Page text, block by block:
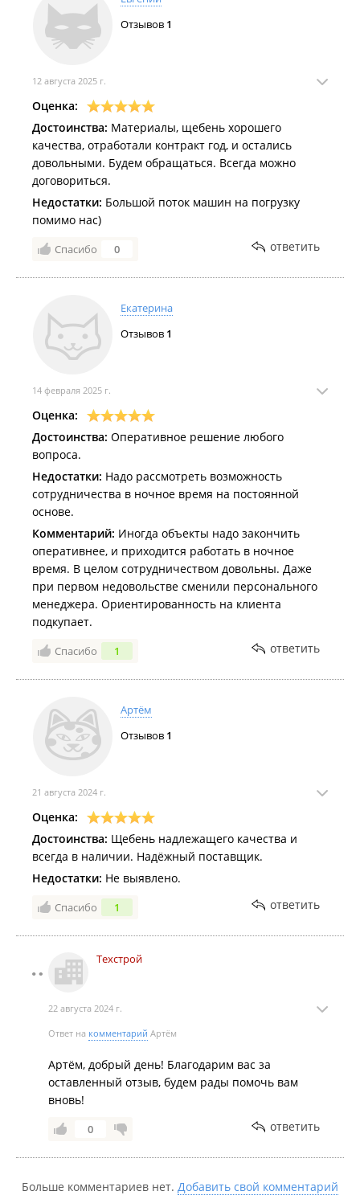
Отзывов 1
12 августа 2025 г.
Оценка:
Достоинства: Материалы, щебень хорошего
качества, отработали контракт год, и остались
довольными. Будем обращаться. Всегда можно
договориться.
Недостатки: Большой поток машин на погрузку
помимо нас)
Спасибо 0 ответить
Екатерина
Отзывов 1
14 февраля 2025 г.
Оценка:
Достоинства: Оперативное решение любого
вопроса.
Недостатки: Надо рассмотреть возможность
сотрудничества в ночное время на постоянной
основе.
Комментарий: Иногда объекты надо закончить
оперативнее, и приходится работать в ночное
время. В целом сотрудничеством довольны. Даже
при первом недовольстве сменили персонального
менеджера. Ориентированность на клиента
подкупает.
Спасибо 1 ответить
Артём
Отзывов 1
21 августа 2024 г.
Оценка:
Достоинства: Щебень надлежащего качества и
всегда в наличии. Надёжный поставщик.
Недостатки: Не выявлено.
Спасибо 1 ответить
Техстрой
22 августа 2024 г.
Ответ на комментарий Артём
Артём, добрый день! Благодарим вас за
оставленный отзыв, будем рады помочь вам
вновь!
0 ответить
Больше комментариев нет. Добавить свой комментарий